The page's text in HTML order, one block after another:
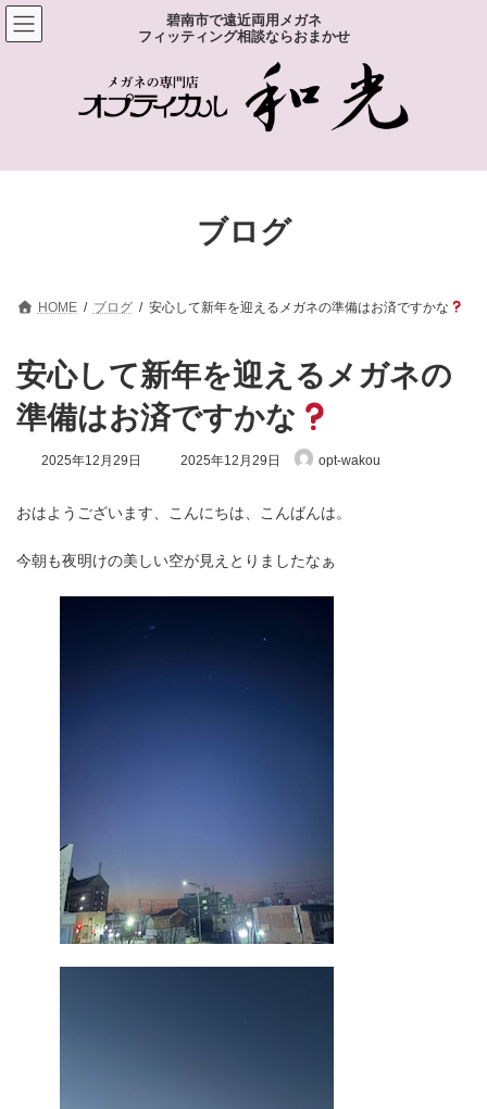
コ
ン
テ
ナ
ビ
ゲ
碧南市で遠近両用メガネ
フィッティング相談ならおまかせ
ブログ
HOME ブログ 安心して新年を迎えるメガネの準備はお済ですかな
安心して新年を迎えるメガネの
準備はお済ですかな
2025年12月29日
最
新
:
2025年12月29日 opt-wakou
おはようございます、こんにちは、こんばんは。
今朝も夜明けの美しい空が見えとりましたなぁ